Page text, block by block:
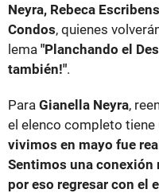
Neyra, Rebeca
Condos, quienes
lema "Planchando el
también!".
Para Gianella Neyra,
el elenco completo
vivimos en mayo fue
Sentimos una
por eso regresar con el